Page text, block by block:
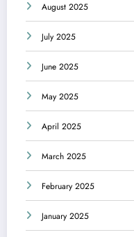
August 2025
July 2025
June 2025
May 2025
April 2025
March 2025
February 2025
January 2025